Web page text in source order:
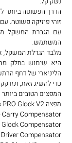
הדרך הפשוטה ביותר
זוהי פיזיקה פשוטה.
עם הגברת המשקל
המשתמש.
מלבד הגדלת המשקל,
היא שימוש בחלק
הליניארי של דחף
כדי להשיג זאת,
המפצים הטובים
מפצה ZEV Technologies PRO Glock V2
Compensator
Compensator
Compensator